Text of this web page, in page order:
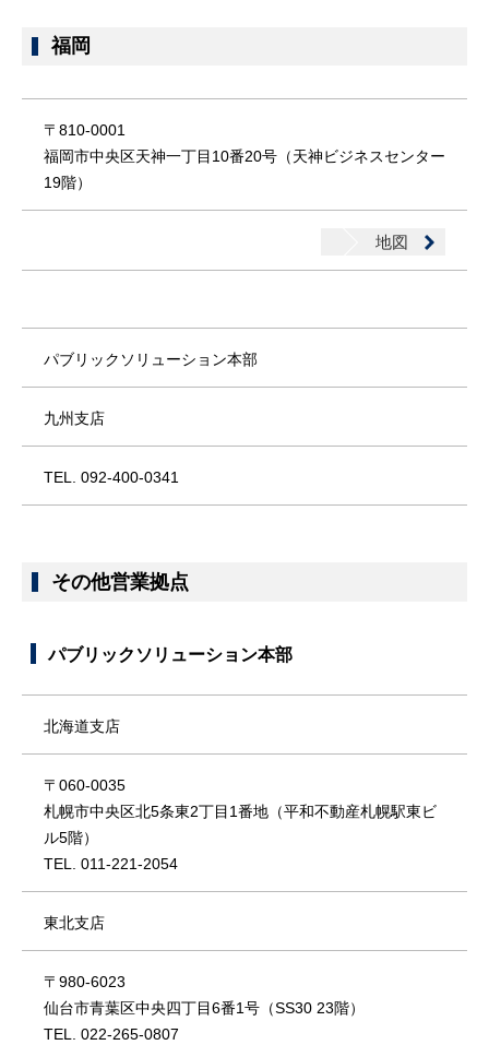
福岡
〒810-0001
福岡市中央区天神一丁目10番20号（天神ビジネスセンター
19階）
地図
パブリックソリューション本部
九州支店
TEL. 092-400-0341
その他営業拠点
パブリックソリューション本部
北海道支店
〒060-0035
札幌市中央区北5条東2丁目1番地（平和不動産札幌駅東ビ
ル5階）
TEL. 011-221-2054
東北支店
〒980-6023
仙台市青葉区中央四丁目6番1号（SS30 23階）
TEL. 022-265-0807